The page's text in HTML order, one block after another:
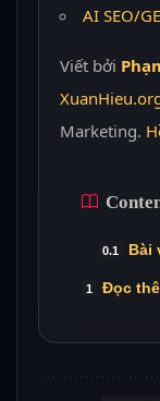
AI SEO/
Viết bởi
Marketing.
Bài
Đọc